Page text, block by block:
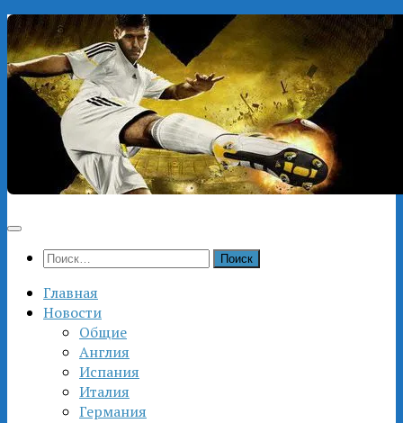
Перейти
к
содержимому
Найти:
Главная
Новости
Общие
Англия
Испания
Италия
Германия